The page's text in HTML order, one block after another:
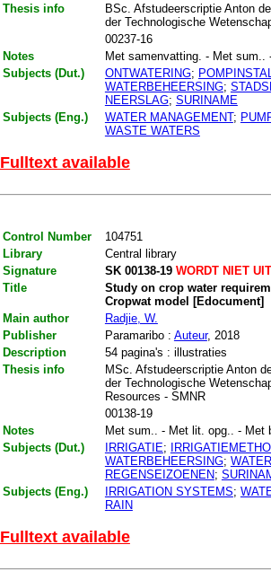
Thesis info
BSc. Afstudeerscriptie Anton
der Technologische
00237-16
Notes
Met samenvatting. - Met
Subjects (Dut.)
ONTWATERING;
WATERBEHEERSING;
NEERSLAG; SURINAME
Subjects (Eng.)
WATER MANAGEMENT;
WASTE WATERS
Fulltext available
Control Number
104751
Library
Central library
Signature
SK 00138-19WORDT NIET
Title
Study on crop water
Cropwat model [Edocument]
Main author
Radjie, W.
Publisher
Paramaribo : Auteur, 2018
Description
54 pagina's : illustraties
Thesis info
MSc. Afstudeerscriptie Anton
der Technologische
Resources - SMNR
00138-19
Notes
Met sum.. - Met lit. opg.. - Met
Subjects (Dut.)
IRRIGATIE;
WATERBEHEERSING;
REGENSEIZOENEN;
Subjects (Eng.)
IRRIGATION SYSTEMS;
RAIN
Fulltext available